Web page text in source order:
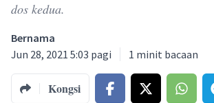
dos kedua.
Bernama
Jun 28, 2021 5:03 pagi
1 minit bacaan
Kongsi